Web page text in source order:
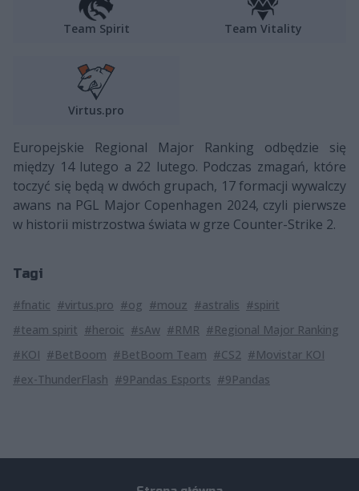
Team Spirit Team Vitality
Virtus.pro
Europejskie Regional Major Ranking odbędzie się
między 14 lutego a 22 lutego. Podczas zmagań, które
toczyć się będą w dwóch grupach, 17 formacji wywalczy
awans na PGL Major Copenhagen 2024, czyli pierwsze
w historii mistrzostwa świata w grze Counter-Strike 2.
Tagi
#fnatic #virtus.pro #og #mouz #astralis #spirit
#team spirit #heroic #sAw #RMR #Regional Major Ranking
#KOI #BetBoom #BetBoom Team #CS2 #Movistar KOI
#ex-ThunderFlash #9Pandas Esports #9Pandas